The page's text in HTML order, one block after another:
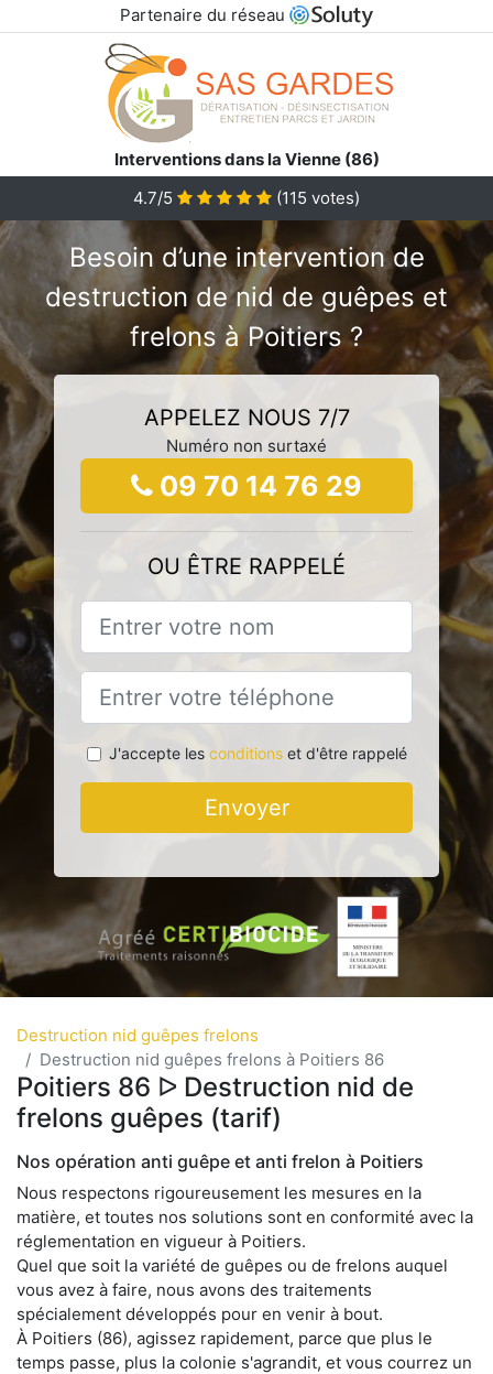
Partenaire du réseau
Interventions dans la Vienne (86)
4.7/5
(115 votes)
Besoin d’une intervention de
destruction de nid de guêpes et
frelons à Poitiers ?
APPELEZ NOUS 7/7
Numéro non surtaxé
09 70 14 76 29
OU ÊTRE RAPPELÉ
J'accepte les conditionset d'être rappelé
Envoyer
Destruction nid guêpes frelons
Destruction nid guêpes frelons à Poitiers 86
Poitiers 86 ᐅ Destruction nid de
frelons guêpes (tarif)
Nos opération anti guêpe et anti frelon à Poitiers
Nous respectons rigoureusement les mesures en la
matière, et toutes nos solutions sont en conformité avec la
réglementation en vigueur à Poitiers.
Quel que soit la variété de guêpes ou de frelons auquel
vous avez à faire, nous avons des traitements
spécialement développés pour en venir à bout.
À Poitiers (86), agissez rapidement, parce que plus le
temps passe, plus la colonie s'agrandit, et vous courrez un